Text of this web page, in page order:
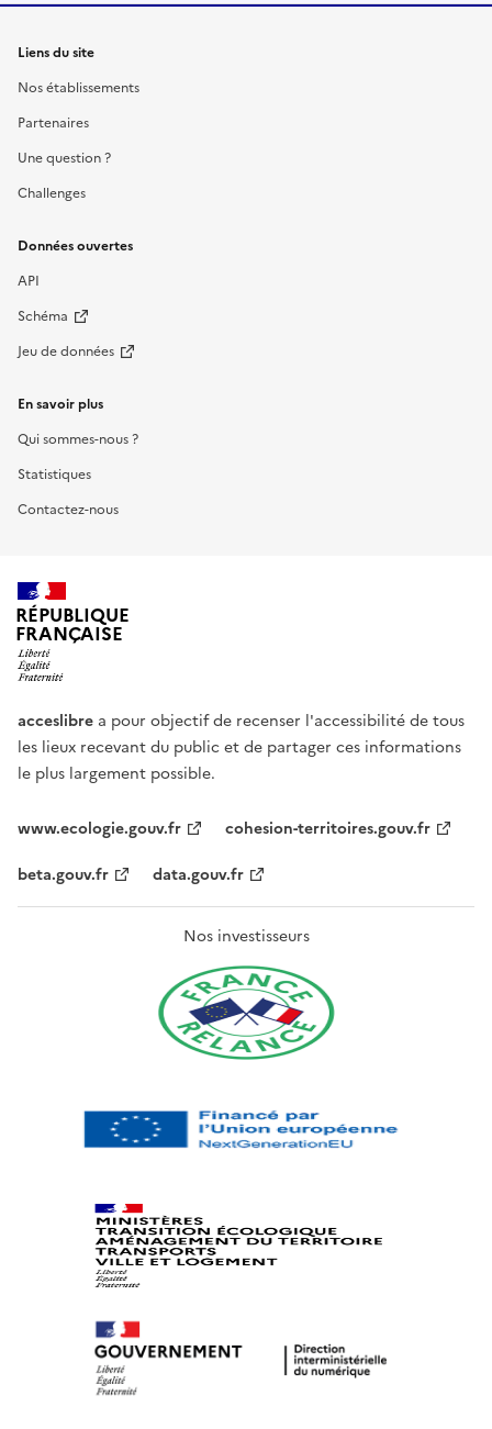
Liens du site
Nos établissements
Partenaires
Une question ?
Challenges
Données ouvertes
API
Schéma
Jeu de données
En savoir plus
Qui sommes-nous ?
Statistiques
Contactez-nous
RÉPUBLIQUE
FRANÇAISE
acceslibre a pour objectif de recenser l'accessibilité de tous
les lieux recevant du public et de partager ces informations
le plus largement possible.
www.ecologie.gouv.fr
cohesion-territoires.gouv.fr
beta.gouv.fr
data.gouv.fr
Nos investisseurs